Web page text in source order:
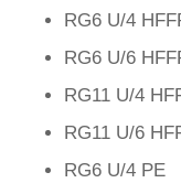
RG6 U/4
RG6 U/6
RG11 U/4
RG11 U/6
RG6 U/4 PE